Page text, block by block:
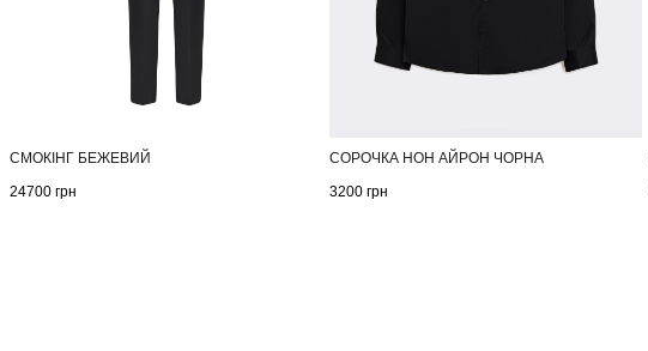
СМОКІНГ БЕЖЕВИЙ
24700 грн
СОРОЧКА НОН АЙРОН ЧОРНА
3200 грн